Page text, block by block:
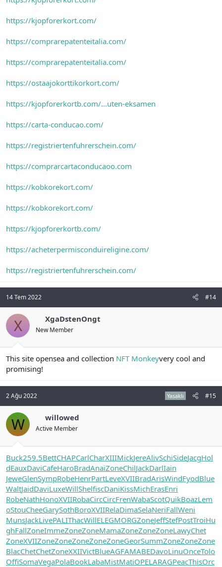
https://kjopforerkort.com/
https://comprarepatenteitalia.com/
https://comprarepatenteitalia.com/
https://ostaajokorttikorkort.com/
https://kjopforerkortb.com/…uten-eksamen
https://carta-conducao.com/
https://registriertenfuhrerschein.com/
https://comprarcartaconducaoo.com
https://kobkorekort.com/
https://kobkorekort.com/
https://kjopforerkortb.com/
https://acheterpermisconduireligine.com/
https://registriertenfuhrerschein.com/
14 Tem 2022 #14
X XgaDstenOngt
New Member
This site opensea and collection NFT Monkeyvery cool and
promising!
2 Ağu 2022 Yasaklı #15
W willowed
Active Member
Buck259.5BettCHAPCarlCharXIIIMickJereAlivSchiSideJacgHol
dEauxDaviCafeHaroBradAnaiZoneChilJackDarlIain
JeweGlenSympRobeHenrPartLeveXVIIBradArisWindFyodBlue
WaltJaidDaviLuxeWillShelfiscDaniKissMichErasEnri
RobeNathHonoXVIIRobaCircCircFrenWabaScotQuikBoazLem
oStouCheeGarySothBoroXVIIRelaDimaSelaNeriFallWeni
MunsJackLivePALIThacWillELEGMORGZoneJeffStefPostTroiHu
ghFallZoneImmeZoneZoneMamaZoneZoneZoneLawyChet
ZoneXVIIZoneZoneZoneZoneZoneGeorSummZoneZoneZone
BlacChetChetZoneXXIIVictBlueAGFAMABEDavoLinuOnceTolo
OffiSomaVegaPolaBookLabaMistMatiOPELARAGPeacThisOrc